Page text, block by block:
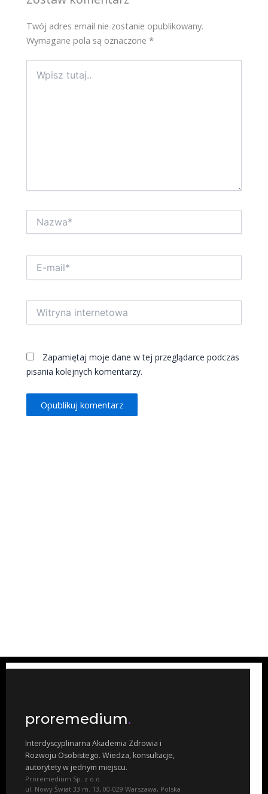
Twój adres email nie zostanie opublikowany.
Wymagane pola są oznaczone*
tutaj..
mail*
internetowa
Zapamiętaj moje dane w tej przeglądarce podczas
pisania kolejnych komentarzy.
proremedium.
Interdyscyplinarna Akademia Zdrowia i
Rozwoju Osobistego. Wiedza, konsultacje,
autorytety w jednym miejscu.
Proremedium Sp. z o.o.
ul. Nowy Świat 33 m. 13, 00-029 Warszawa, Polska